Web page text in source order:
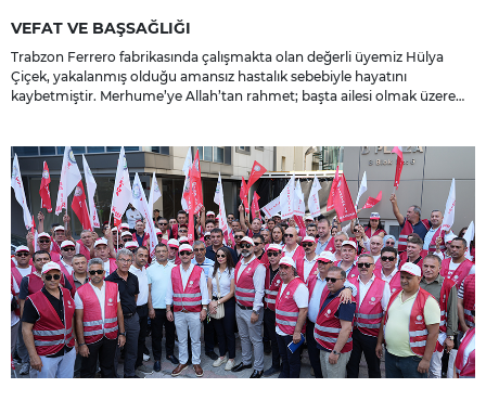
VEFAT VE BAŞSAĞLIĞI
Trabzon Ferrero fabrikasında çalışmakta olan değerli üyemiz Hülya
Çiçek, yakalanmış olduğu amansız hastalık sebebiyle hayatını
kaybetmiştir. Merhume’ye Allah’tan rahmet; başta ailesi olmak üzere